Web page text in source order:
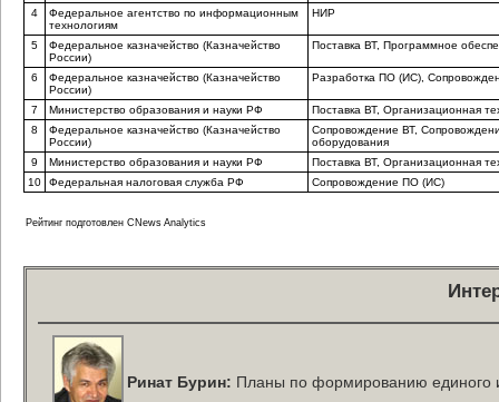
4
Федеральное агентство по информационным
технологиям
НИР
5
Федеральное казначейство (Казначейство
России)
Поставка ВТ, Программное
6
Федеральное казначейство (Казначейство
России)
Разработка ПО (ИС),
7 Министерство образования и науки РФ
Поставка ВТ, Организационная
8
Федеральное казначейство (Казначейство
России)
Сопровождение ВТ,
оборудования
9
Министерство образования и науки РФ
Поставка ВТ, Организационная
10
Федеральная налоговая служба РФ Сопровождение ПО (ИС)
Рейтинг подготовлен CNews Analytics
Ринат Бурин: Планы по формированию единого